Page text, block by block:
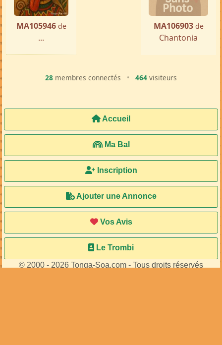
MA105946 de
...
MA106903 de
Chantonia
28 membres connectés • 464 visiteurs
Accueil
Ma Bal
Inscription
Ajouter une Annonce
Vos Avis
Le Trombi
© 2000 - 2026 Tonga-Soa.com - Tous droits réservés